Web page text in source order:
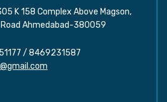
K 158 Complex Above Magson,
Ahmedabad-380059
/ 8469231587